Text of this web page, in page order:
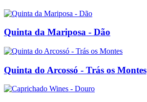
Quinta da Mariposa - Dão
Quinta do Arcossó - Trás os Montes